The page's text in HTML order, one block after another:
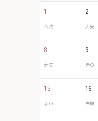
1
仏滅
2
大安
8
大安
9
赤口
15
赤口
16
先勝